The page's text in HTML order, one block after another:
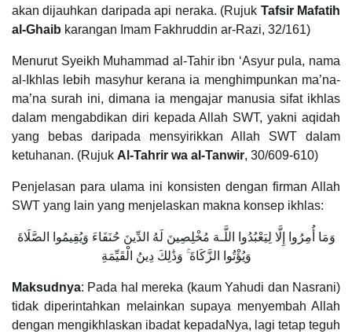
akan dijauhkan daripada api neraka. (Rujuk Tafsir Mafatih
al-Ghaib karangan Imam Fakhruddin ar-Razi, 32/161)
Menurut Syeikh Muhammad al-Tahir ibn ‘Asyur pula, nama
al-Ikhlas lebih masyhur kerana ia menghimpunkan ma’na-
ma’na surah ini, dimana ia mengajar manusia sifat ikhlas
dalam mengabdikan diri kepada Allah SWT, yakni aqidah
yang bebas daripada mensyirikkan Allah SWT dalam
ketuhanan. (Rujuk Al-Tahrir wa al-Tanwir, 30/609-610)
Penjelasan para ulama ini konsisten dengan firman Allah
SWT yang lain yang menjelaskan makna konsep ikhlas:
وَمَا أُمِرُوا إِلَّا لِيَعْبُدُوا اللَّـهَ مُخْلِصِينَ لَهُ الدِّينَ حُنَفَاءَ وَيُقِيمُوا الصَّلَاةَ
وَيُؤْتُوا الزَّكَاةَ ۚ وَذَٰلِكَ دِينُ الْقَيِّمَةِ
Maksudnya: Pada hal mereka (kaum Yahudi dan Nasrani)
tidak diperintahkan melainkan supaya menyembah Allah
dengan mengikhlaskan ibadat kepadaNya, lagi tetap teguh